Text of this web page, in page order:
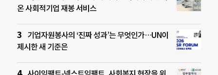
온 사회적기업 재봉 서비스
기업자원봉사의 ‘진짜 성과’는 무엇인가…UN이
제시한 새 기준은